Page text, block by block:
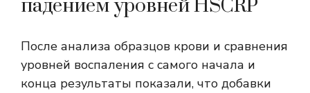
падением уровней HSCRP
После анализа образцов крови и сравнения
уровней воспаления с самого начала и
конца результаты показали, что добавки